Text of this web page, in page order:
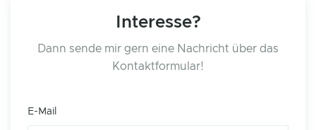
Interesse?
Dann sende mir gern eine Nachricht über das
Kontaktformular!
E-Mail